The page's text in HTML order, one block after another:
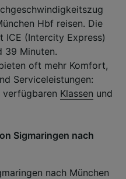
Hbf reisen. Die
ICE (Intercity Express)
39 Minuten.
oft mehr Komfort,
Serviceleistungen:
verfügbaren Klassen und
Sigmaringen nach
nach München